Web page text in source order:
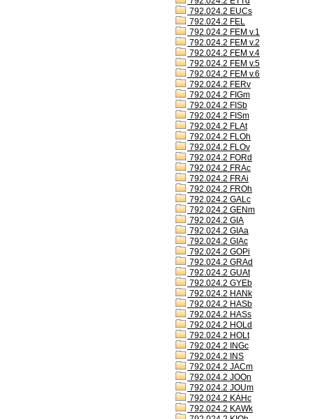
792.024.2 EUCs
792.024.2 FEL
792.024.2 FEM v.1
792.024.2 FEM v.2
792.024.2 FEM v.4
792.024.2 FEM v.5
792.024.2 FEM v.6
792.024.2 FERv
792.024.2 FIGm
792.024.2 FISb
792.024.2 FISm
792.024.2 FLAt
792.024.2 FLOh
792.024.2 FLOv
792.024.2 FORd
792.024.2 FRAc
792.024.2 FRAi
792.024.2 FROh
792.024.2 GALc
792.024.2 GENm
792.024.2 GIA
792.024.2 GIAa
792.024.2 GIAc
792.024.2 GOPi
792.024.2 GRAd
792.024.2 GUAt
792.024.2 GYEb
792.024.2 HANk
792.024.2 HASb
792.024.2 HASs
792.024.2 HOLd
792.024.2 HOLt
792.024.2 INGc
792.024.2 INS
792.024.2 JACm
792.024.2 JOOn
792.024.2 JOUm
792.024.2 KAHc
792.024.2 KAWk